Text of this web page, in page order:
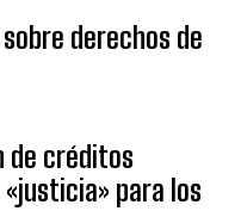
derechos de
de créditos
para los